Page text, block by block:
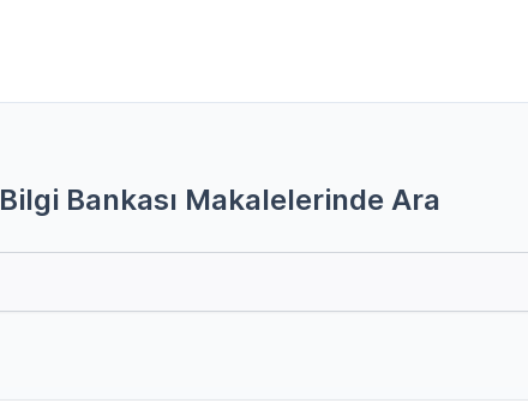
Bilgi Bankası Makalelerinde Ara